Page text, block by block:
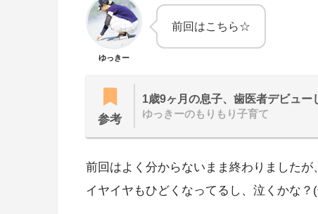
ゆっきー
前回はこちら☆
参考
1歳9ヶ月の息子、歯医者デビュ
ゆっきーのもりもり子育て
前回はよく分からないまま終わりましたが
イヤイヤもひどくなってるし、泣くかな？